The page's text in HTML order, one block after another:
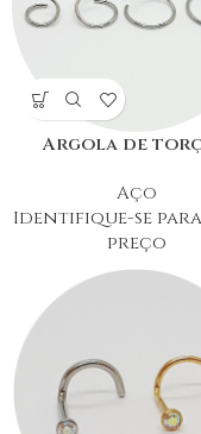
Argola de
Aço
Identifique-se
preço